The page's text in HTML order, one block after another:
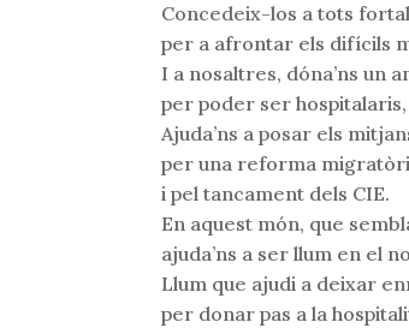
Concedeix-los a tots
per a afrontar els difícils
I a nosaltres, dóna’ns un
per poder ser
Ajuda’ns a posar els
per una reforma
i pel tancament dels CIE.
En aquest món, que
ajuda’ns a ser llum en el
Llum que ajudi a deixar
per donar pas a la